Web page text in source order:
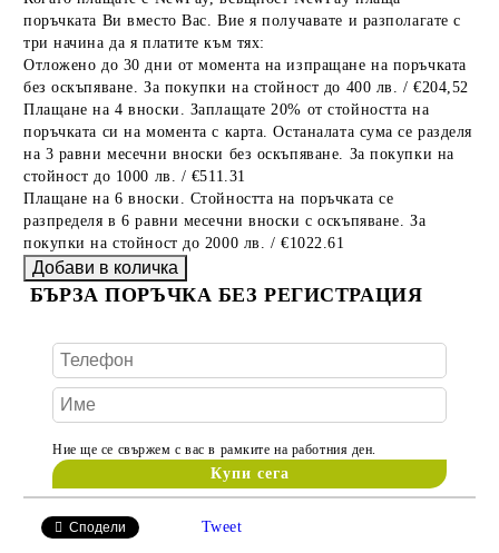
поръчката Ви вместо Вас. Вие я получавате и разполагате с
три начина да я платите към тях:
Отложено до 30 дни от момента на изпращане на поръчката
без оскъпяване. За покупки на стойност до 400 лв. / €204,52
Плащане на 4 вноски. Заплащате 20% от стойността на
поръчката си на момента с карта. Останалата сума се разделя
на 3 равни месечни вноски без оскъпяване. За покупки на
стойност до 1000 лв. / €511.31
Плащане на 6 вноски. Стойността на поръчката се
разпределя в 6 равни месечни вноски с оскъпяване. За
покупки на стойност до 2000 лв. / €1022.61
БЪРЗА ПОРЪЧКА БЕЗ РЕГИСТРАЦИЯ
Ние ще се свържем с вас в рамките на работния ден.
Сподели Tweet